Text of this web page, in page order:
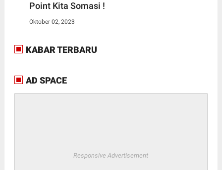
Point Kita Somasi !
Oktober 02, 2023
KABAR TERBARU
AD SPACE
Responsive Advertisement